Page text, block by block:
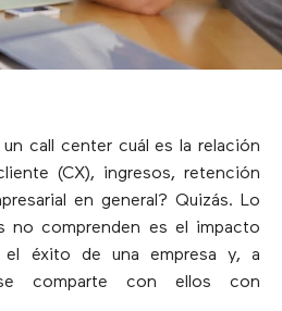
call center cuál es la relación
(CX), ingresos, retención
en general? Quizás. Lo
no comprenden es el impacto
éxito de una empresa y, a
comparte con ellos con